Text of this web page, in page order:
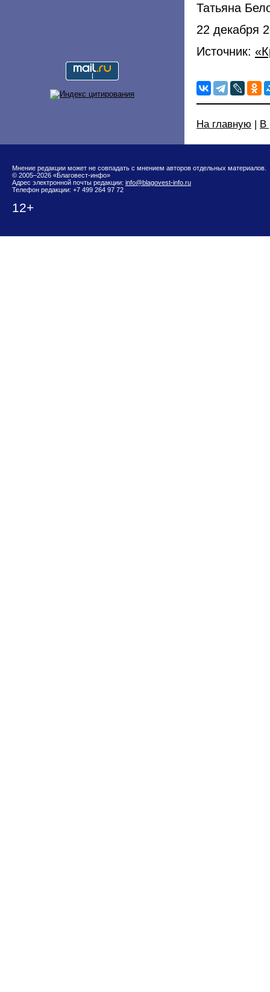
Татьяна
22 декабря
Источник:
На главную | В
Мнение редакции может не совпадать с мнением авторов отдельных материалов.
© 2005–2026 «Благовест-инфо»
Адрес электронной почты редакции: info@blagovest-info.ru
Телефон редакции: +7 499 264 97 72
12+